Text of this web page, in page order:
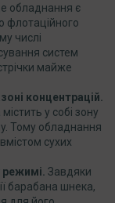
обладнання є
флотаційного
числі
систем
майже
концентрацій.
у собі зону
Тому обладнання
сухих
Завдяки
барабана шнека,